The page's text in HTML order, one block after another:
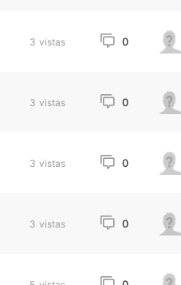
3 vistas 0
3 vistas 0
3 vistas 0
3 vistas 0